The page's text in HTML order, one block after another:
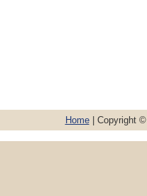
Home| Copyright ©